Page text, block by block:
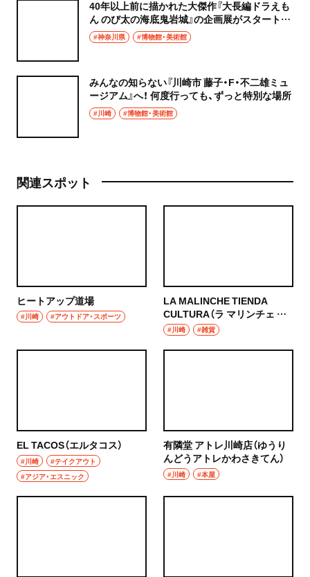
40年以上前に描かれた大傑作『大長編ドラえも
ん のび太の海底鬼岩城』の企画展がスタート。
『川崎市 藤子・F・不二雄ミュージアム』へいざ
行かん！
#神奈川県 #博物館・美術館
みんなの知らない『川崎市 藤子・F・不二雄ミュ
ージアム』へ！ 何度行っても、ずっと特別な場所
#川崎 #博物館・美術館
関連スポット
ヒートアップ道場
#川崎 #アウトドア・スポーツ
LA MALINCHE TIENDA
CULTURA（ラ マリンチェ テ
ィエンダ クルトゥーラ）
#川崎 #雑貨
EL TACOS（エルタコス）
#川崎
#テイクアウト
#アジア・エスニック
有隣堂 アトレ川崎店（ゆうり
んどうアトレかわさきてん）
#川崎 #本屋